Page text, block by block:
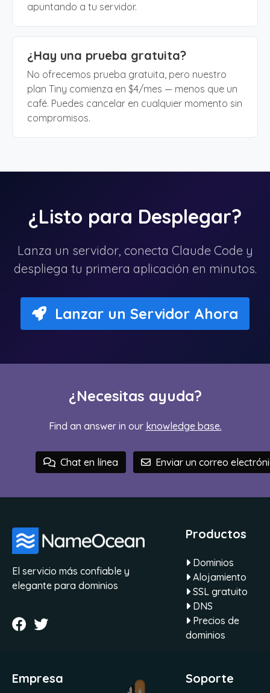
apuntando a tu servidor.
¿Hay una prueba gratuita?
No ofrecemos prueba gratuita, pero nuestro
plan Tiny comienza en $4/mes — menos que un
café. Puedes cancelar en cualquier momento sin
compromisos.
¿Listo para Desplegar?
Lanza un servidor, conecta Claude Code y
despliega tu primera aplicación en minutos.
Lanzar un Servidor Ahora
¿Necesitas ayuda?
Find an answer in our knowledge base.
Chat en línea Enviar un correo
El servicio más confiable y
elegante para dominios
Productos
Dominios
Alojamiento
SSL gratuito
DNS
Precios de
dominios
Empresa Soporte